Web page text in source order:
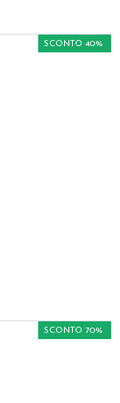
SCONTO 40%
SCONTO 70%